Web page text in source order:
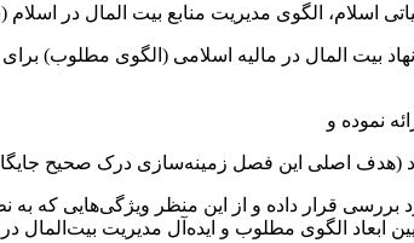
اسلام، الگوی مدیریت منابع بیت المال در
بیت المال در مالیه اسلامی (الگوی مطلوب)
نموده و
(هدف اصلی این فصل زمینه‌سازی درک صحیح
بررسی قرار داده و از این منظر ویژگی‌هایی که
ابعاد الگوی مطلوب و ایده‌آل مدیریت بیت‌المال